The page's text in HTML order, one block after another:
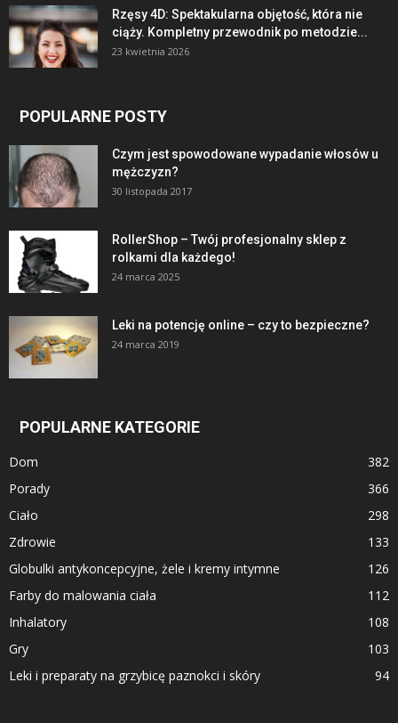
Rzęsy 4D: Spektakularna objętość, która nie
ciąży. Kompletny przewodnik po metodzie...
23 kwietnia 2026
POPULARNE POSTY
Czym jest spowodowane wypadanie włosów u
mężczyzn?
30 listopada 2017
RollerShop – Twój profesjonalny sklep z
rolkami dla każdego!
24 marca 2025
Leki na potencję online – czy to bezpieczne?
24 marca 2019
POPULARNE KATEGORIE
Dom
382
Porady
366
Ciało
298
Zdrowie
133
Globulki antykoncepcyjne, żele i kremy intymne
126
Farby do malowania ciała
112
Inhalatory
108
Gry
103
Leki i preparaty na grzybicę paznokci i skóry
94